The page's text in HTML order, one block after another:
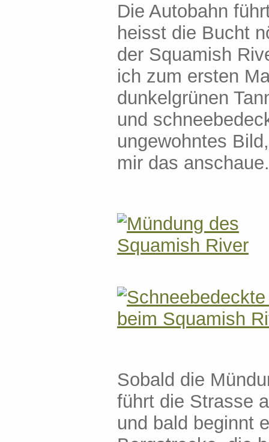
Die Autobahn
heisst die Bucht
der Squamish
ich zum ersten
dunkelgrünen
und
ungewohntes
mir das anschaue.
Sobald die
führt die Strasse
und bald beginnt